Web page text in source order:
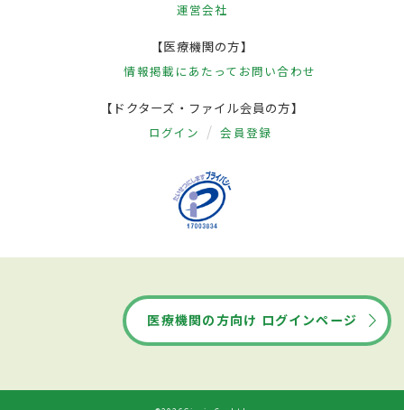
運営会社
【医療機関の方】
情報掲載にあたって お問い合わせ
【ドクターズ・ファイル会員の方】
ログイン 会員登録
医療機関の方向け ログインページ